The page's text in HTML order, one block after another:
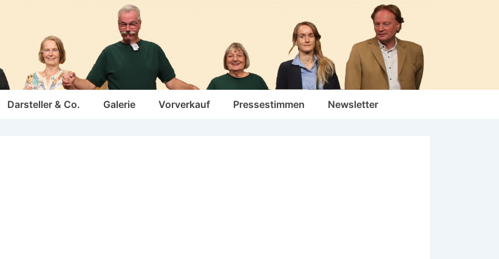
Darsteller & Co. Galerie Vorverkauf Pressestimmen Newsletter